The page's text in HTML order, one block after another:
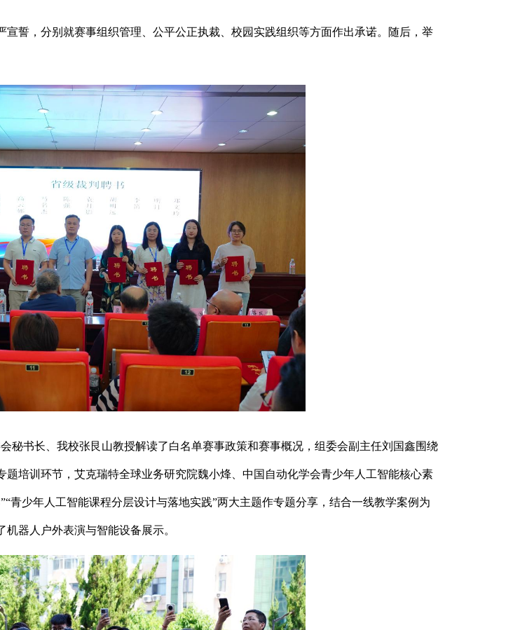
誓，分别就赛事组织管理、公平公正执裁、校园实践组织等方面作出承诺。随后，举
秘书长、我校张艮山教授解读了白名单赛事政策和赛事概况，组委会副主任刘国鑫围绕
培训环节，艾克瑞特全球业务研究院魏小烽、中国自动化学会青少年人工智能核心素
青少年人工智能课程分层设计与落地实践”两大主题作专题分享，结合一线教学案例为
器人户外表演与智能设备展示。